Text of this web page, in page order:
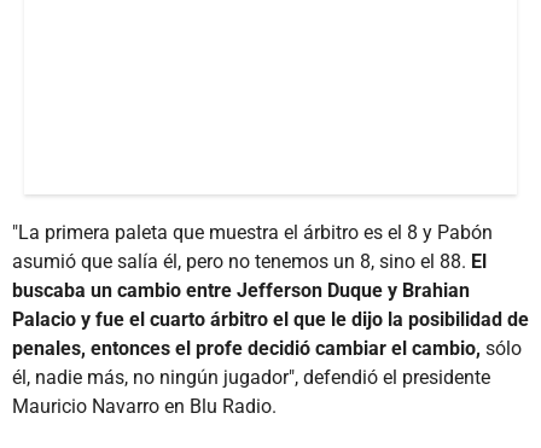
"La primera paleta que muestra el árbitro es el 8 y Pabón
asumió que salía él, pero no tenemos un 8, sino el 88. El
buscaba un cambio entre Jefferson Duque y Brahian
Palacio y fue el cuarto árbitro el que le dijo la posibilidad de
penales, entonces el profe decidió cambiar el cambio, sólo
él, nadie más, no ningún jugador", defendió el presidente
Mauricio Navarro en Blu Radio.